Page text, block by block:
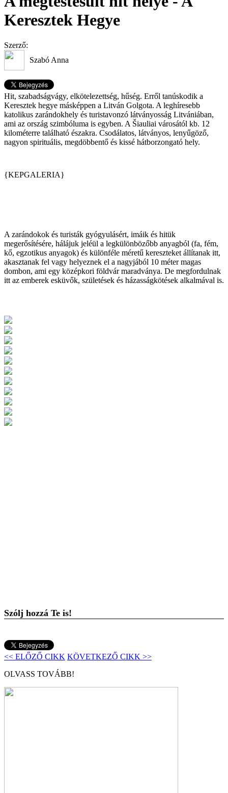
Keresztek Hegye
Szerző:
Szabó Anna
Hit, szabadságvágy, elkötelezettség, hűség. Erről tanúskodik a
Keresztek hegye másképpen a Litván Golgota. A leghíresebb
katolikus zarándokhely és turistavonzó látványosság Litvániában,
ami az ország szimbóluma is egyben. A Šiauliai városától kb. 12
kilométerre található északra. Csodálatos, látványos, lenyűgöző,
nagyon spirituális, megdöbbentő és kissé hátborzongató hely.
{KEPGALERIA}
A zarándokok és turisták gyógyulásért, imáik és hitük
megerősítésére, hálájuk jeléül a legkülönbözőbb anyagból (fa, fém,
kő, egzotikus anyagok) és különféle méretű kereszteket állítanak itt,
akasztanak fel vagy helyeznek el a nagyjából 10 méter magas
dombon, ami egy középkori földvár maradványa. De megfordulnak
itt az emberek esküvők, születések és házasságkötések alkalmával is.
Szólj hozzá Te is!
<< ELŐZŐ CIKK KÖVETKEZŐ CIKK >>
OLVASS TOVÁBB!